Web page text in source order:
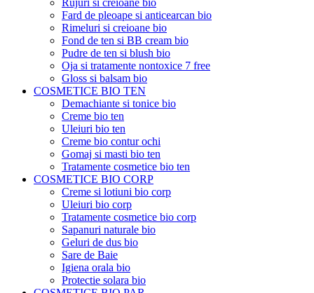
Fard de pleoape si anticearcan bio
Rimeluri si creioane bio
Fond de ten si BB cream bio
Pudre de ten si blush bio
Oja si tratamente nontoxice 7 free
Gloss si balsam bio
COSMETICE BIO TEN
Demachiante si tonice bio
Creme bio ten
Uleiuri bio ten
Creme bio contur ochi
Gomaj si masti bio ten
Tratamente cosmetice bio ten
COSMETICE BIO CORP
Creme si lotiuni bio corp
Uleiuri bio corp
Tratamente cosmetice bio corp
Sapanuri naturale bio
Geluri de dus bio
Sare de Baie
Igiena orala bio
Protectie solara bio